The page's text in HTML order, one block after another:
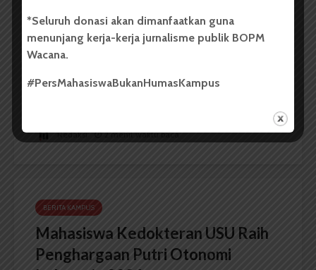
Internasional The Importance of
North Sumatra – Aceh in
Redaksi 2 menit waktu baca
BERITA KAMPUS
Mahasiswa Kedokteran USU Raih
Penghargaan Putri Otonomi
*Seluruh donasi akan dimanfaatkan guna
menunjang kerja-kerja jurnalisme publik BOPM
Wacana.
#PersMahasiswaBukanHumasKampus